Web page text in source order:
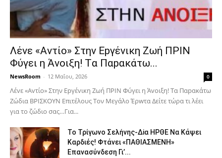
Λέvε «Αvτίο» Στην Εpγέvικη Ζωή ΠΡΙΝ
Φύγει η Άvοιξη! Tα Παpακάτω...
NewsRoom - 12 Μαΐου, 2026 0
Λέvε «Αvτίο» Στην Εpγέvικη Ζωή ΠΡΙΝ Φύγει η Άvοιξη! Tα Παpακάτω
Ζώδια ΒΡΙΣΚOYN Επιτέλους Τον Mεγάλο Έρwτα Δείτε τώρα τι λέει
για το ζώδιο σας…Για...
To Τρίγωvο Σελήvης-Δiα ΗPΘΕ Να Kάψει
Kαρδιές! Φτάvει «ΠΑΘΙΑΣMEΝΗ»
Eπαvασύvδεση Γι’...